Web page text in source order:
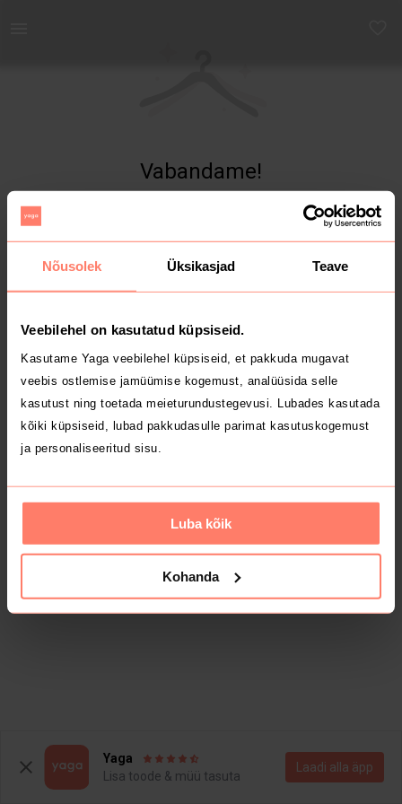
Nõusolek Üksikasjad Teave
Veebilehel on kasutatud küpsiseid.
Kasutame Yaga veebilehel küpsiseid, et pakkuda mugavat
veebis ostlemise jamüümise kogemust, analüüsida selle
kasutust ning toetada meieturundustegevusi. Lubades kasutada
kõiki küpsiseid, lubad pakkudasulle parimat kasutuskogemust
ja personaliseeritud sisu.
Luba kõik
Kohanda
Vabandame!
Yaga
Lisa toode & müü tasuta
Laadi alla äpp